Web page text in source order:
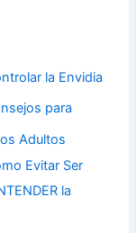
la Envidia
para
Evitar Ser
la